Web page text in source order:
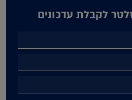
לקבלת עדכונים